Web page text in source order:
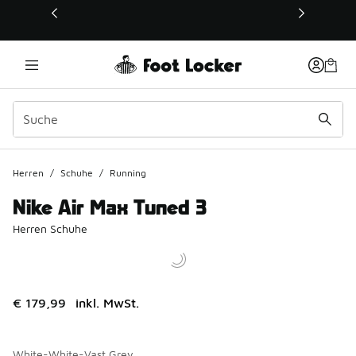
Dieser Link öffnet sich in einem neuen Fenster
Herren / Schuhe / Running
Nike Air Max Tuned 3
Herren Schuhe
€ 179,99 inkl. MwSt.